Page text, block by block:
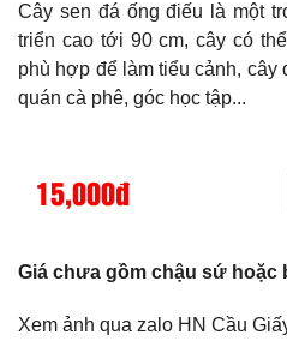
Cây sen đá ống điếu là một
triển cao tới 90 cm, cây có
phù hợp để làm tiểu cảnh, cây
quán cà phê, góc học tập...
15,000đ
Giá chưa gồm chậu sứ hoặc
Xem ảnh qua zalo HN Cầu